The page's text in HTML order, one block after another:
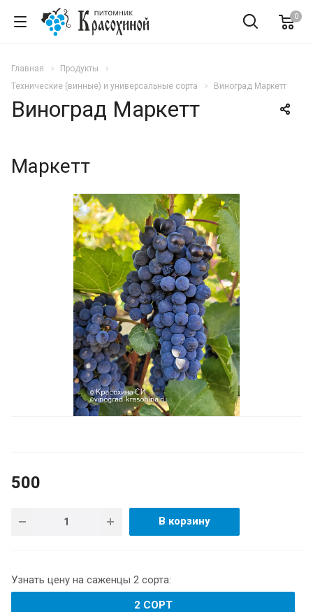
0
Главная
Продукты
Технические (винные) и универсальные сорта
Виноград Маркетт
Виноград Маркетт
Маркетт
500
В корзину
Узнать цену на саженцы 2 сорта:
2 СОРТ